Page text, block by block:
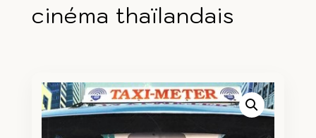
cinéma thaïlandais